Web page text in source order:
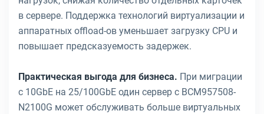
в сервере. Поддержка технологий виртуализации и
аппаратных offload-ов уменьшает загрузку CPU и
повышает предсказуемость задержек.
Практическая выгода для бизнеса. При миграции
с 10GbE на 25/100GbE один сервер с BCM957508-
N2100G может обслуживать больше виртуальных